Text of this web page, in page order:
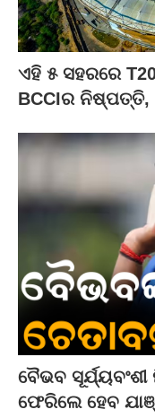
ଏହି ୫ ସହରରେ
BCCIର ନିଷ୍ପତ୍ତି,
ବୈଭବ ସୂର୍ଯ୍ୟବଂଶୀ
ଫେରିଲେ ହେବ